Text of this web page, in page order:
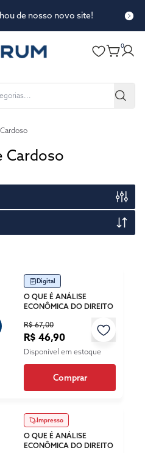
de nosso novo site!
0
Cardoso
Digital
O QUE É ANÁLISE
ECONÔMICA DO DIREITO
R$ 67,00
R$ 46,90
Disponível em estoque
Comprar
Impresso
O QUE É ANÁLISE
ECONÔMICA DO DIREITO